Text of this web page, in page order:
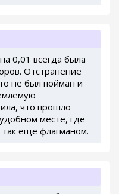
0,01 всегда была
Отстранение
не был пойман и
что прошло
месте, где
еще флагманом.